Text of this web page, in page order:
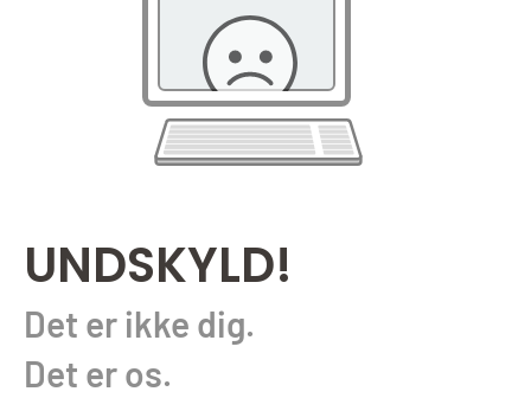
UNDSKYLD!
Det er ikke dig.
Det er os.